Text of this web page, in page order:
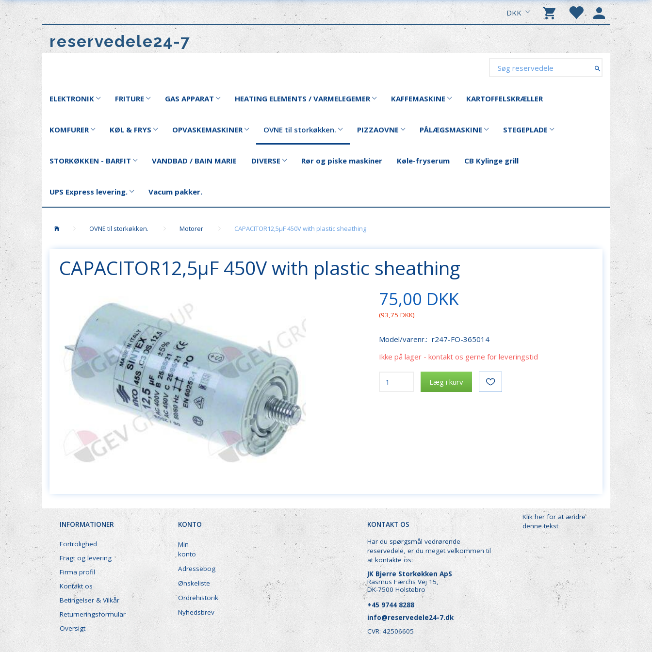
DKK
reservedele24-7
ELEKTRONIK FRITURE GAS APPARAT HEATING ELEMENTS / VARMELEGEMER KAFFEMASKINE KARTOFFELSKRÆLLER
KOMFURER KØL & FRYS OPVASKEMASKINER OVNE til storkøkken. PIZZAOVNE PÅLÆGSMASKINE STEGEPLADE
STORKØKKEN - BARFIT VANDBAD / BAIN MARIE DIVERSE Rør og piske maskiner Køle-fryserum CB Kylinge grill
UPS Express levering. Vacum pakker.
OVNE til storkøkken. Motorer CAPACITOR12,5µF 450V with plastic sheathing
CAPACITOR12,5µF 450V with plastic sheathing
75,00 DKK
(93,75 DKK)
Model/varenr.: r247-FO-365014
Ikke på lager - kontakt os gerne for leveringstid
Læg i kurv
INFORMATIONER
Fortrolighed
Fragt og levering
Firma profil
Kontakt os
Betingelser & Vilkår
Returneringsformular
Oversigt
KONTO
Min
konto
Adressebog
Ønskeliste
Ordrehistorik
Nyhedsbrev
KONTAKT OS
Har du spørgsmål vedrørende
reservedele, er du meget velkommen til
at kontakte os:
JK Bjerre Storkøkken ApS
Rasmus Færchs Vej 15,
DK-7500 Holstebro
+45 9744 8288
info@reservedele24-7.dk
CVR: 42506605
Klik her for at ændre
denne tekst